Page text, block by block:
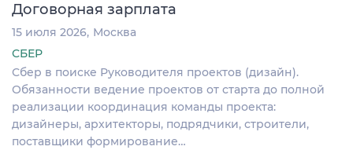
Договорная зарплата
15 июля 2026 Москва
СБЕР
Сбер в поиске Руководителя проектов (дизайн).
Обязанности ведение проектов от старта до полной
реализации координация команды проекта:
дизайнеры, архитекторы, подрядчики, строители,
поставщики формирование…